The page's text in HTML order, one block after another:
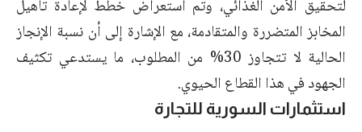
لتحقيق الأمن الغذائي، وتم استعراض خطط لإعادة تأهيل
المخابز المتضررة والمتقادمة، مع الإشارة إلى أن نسبة الإنجاز
الحالية لا تتجاوز 30% من المطلوب، ما يستدعي تكثيف
الجهود في هذا القطاع الحيوي.
استثمارات السورية للتجارة